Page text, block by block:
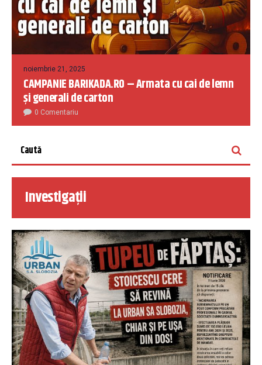
noiembrie 21, 2025
CAMPANIE BARIKADA.RO – Armata cu cai de lemn
și generali de carton
0 Comentariu
Investigații